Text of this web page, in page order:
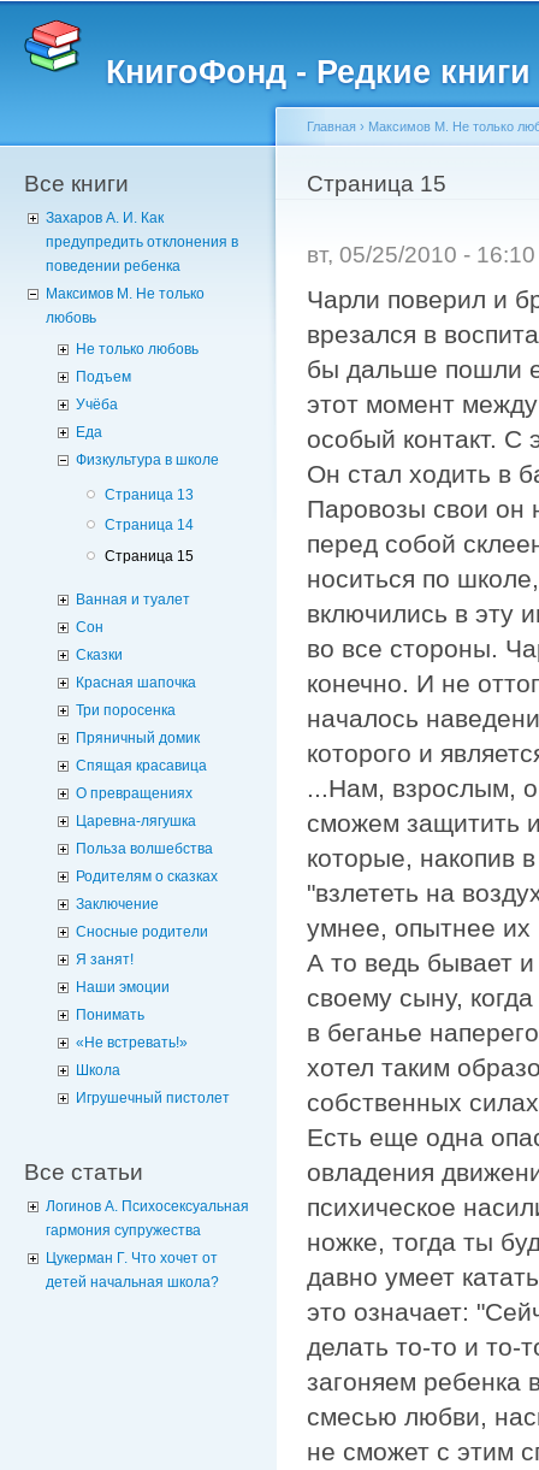
КнигоФонд - Редкие
Все книги
Захаров А. И. Как
предупредить отклонения в
поведении ребенка
Максимов М. Не только
любовь
Не только любовь
Подъем
Учёба
Еда
Физкультура в школе
Страница 13
Страница 14
Страница 15
Ванная и туалет
Сон
Сказки
Красная шапочка
Три поросенка
Пряничный домик
Спящая красавица
О превращениях
Царевна-лягушка
Польза волшебства
Родителям о сказках
Заключение
Сносные родители
Я занят!
Наши эмоции
Понимать
«Не встревать!»
Школа
Игрушечный пистолет
Все статьи
Логинов А. Психосексуальная
гармония супружества
Цукерман Г. Что хочет от
детей начальная школа?
Вы здесь
Главная › Максимов М. Не только
Страница 15
вт, 05/25/2010 -
Чарли поверил и
врезался в
бы дальше пошли
этот момент
особый контакт. С
Он стал ходить в
Паровозы свои он
перед собой
носиться по
включились в эту
во все стороны.
конечно. И не
началось
которого и
...Нам, взрослым,
сможем защитить
которые, накопив
"взлететь на
умнее, опытнее
А то ведь бывает
своему сыну,
в беганье
хотел таким
собственных
Есть еще одна
овладения
психическое
ножке, тогда ты
давно умеет
это означает:
делать то-то и то-
загоняем ребенка
смесью любви,
не сможет с этим